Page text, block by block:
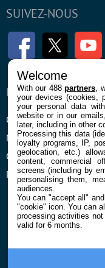
SUIVEZ-NOUS
FacebookTwitter
ENTREPRISE
Qui sommes nous
Mentions légales et
Confidentialité et
Préférences cookies
Welcome
With our 488partners ,
your devices (cookies,
your personal data
website or in our
later, including in other
Processing this data
loyalty programs, IP,
geolocation, etc.)
content, commercial
screens (including by
personalising them,
audiences.
You can "accept all"
"cookie" icon. You can
processing activities
valid for 6 months.